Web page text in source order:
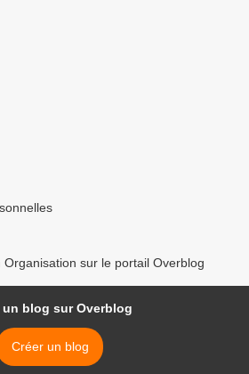
sur le portail Overblog
un blog sur Overblog
Créer un blog